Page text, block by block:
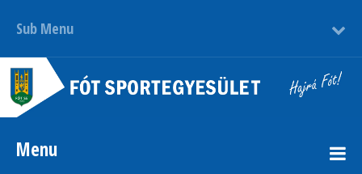
Sub Menu
Menu